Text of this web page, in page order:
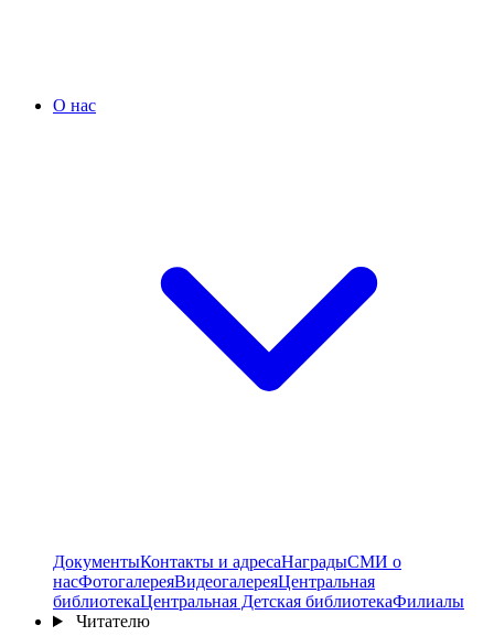
О нас
ДокументыКонтакты и адресаНаградыСМИ о
насФотогалереяВидеогалереяЦентральная
библиотекаЦентральная Детская библиотекаФилиалы
Читателю